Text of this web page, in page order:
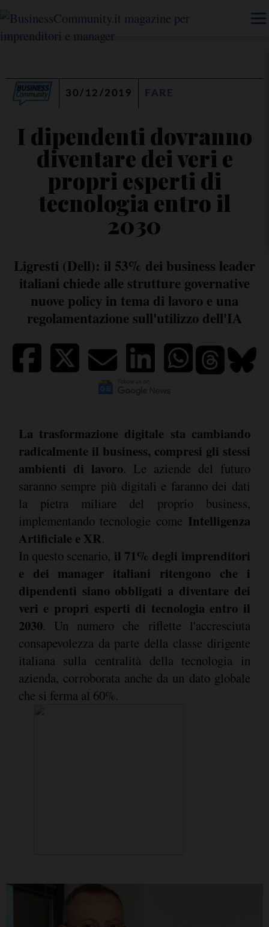
30/12/2019 FARE
I dipendenti dovranno
diventare dei veri e
propri esperti di
tecnologia entro il
2030
Ligresti (Dell): il 53% dei business leader
italiani chiede alle strutture governative
nuove policy in tema di lavoro e una
regolamentazione sull'utilizzo dell'IA
La trasformazione digitale sta cambiando
radicalmente il business, compresi gli stessi
ambienti di lavoro. Le aziende del futuro
saranno sempre più digitali e faranno dei dati
la pietra miliare del proprio business,
implementando tecnologie come Intelligenza
Artificiale e XR.
In questo scenario, il 71% degli imprenditori
e dei manager italiani ritengono che i
dipendenti siano obbligati a diventare dei
veri e propri esperti di tecnologia entro il
2030. Un numero che riflette l'accresciuta
consapevolezza da parte della classe dirigente
italiana sulla centralità della tecnologia in
azienda, corroborata anche da un dato globale
che si ferma al 60%.